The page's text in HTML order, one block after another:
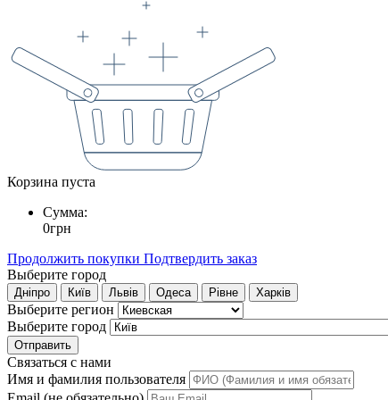
Корзина пуста
Сумма:
0грн
Продолжить покупки Подтвердить заказ
Выберите город
Дніпро Київ Львів Одеса Рівне Харків
Выберите регион
Выберите город
Отправить
Связаться с нами
Имя и фамилия пользователя